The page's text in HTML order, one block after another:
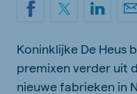
Koninklijke De Heus
premixen verder uit
nieuwe fabrieken in